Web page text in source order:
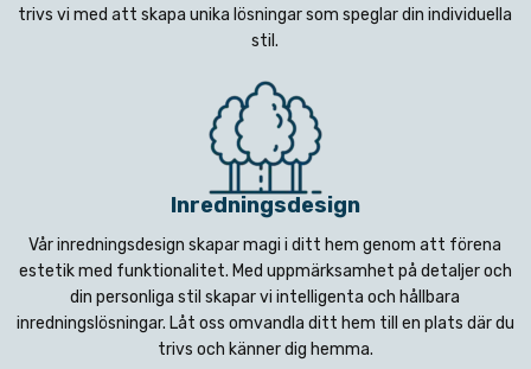
trivs vi med att skapa unika lösningar som speglar din individuella
stil.
Inredningsdesign
Vår inredningsdesign skapar magi i ditt hem genom att förena
estetik med funktionalitet. Med uppmärksamhet på detaljer och
din personliga stil skapar vi intelligenta och hållbara
inredningslösningar. Låt oss omvandla ditt hem till en plats där du
trivs och känner dig hemma.